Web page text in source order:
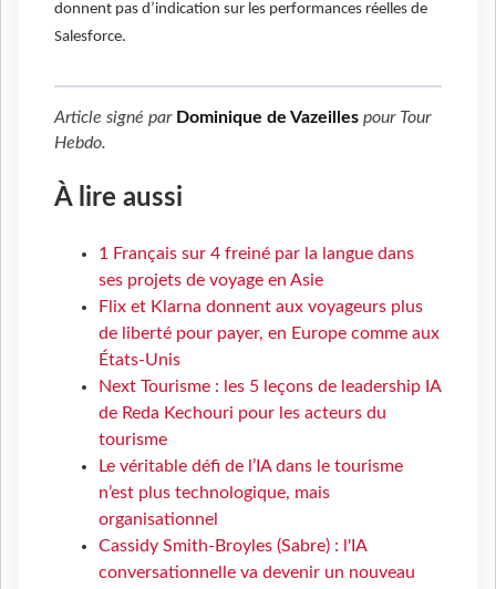
donnent pas d’indication sur les performances réelles de
Salesforce.
Article signé par Dominique de Vazeilles pour Tour
Hebdo.
À lire aussi
1 Français sur 4 freiné par la langue dans
ses projets de voyage en Asie
Flix et Klarna donnent aux voyageurs plus
de liberté pour payer, en Europe comme aux
États-Unis
Next Tourisme : les 5 leçons de leadership IA
de Reda Kechouri pour les acteurs du
tourisme
Le véritable défi de l’IA dans le tourisme
n’est plus technologique, mais
organisationnel
Cassidy Smith-Broyles (Sabre) : l'IA
conversationnelle va devenir un nouveau